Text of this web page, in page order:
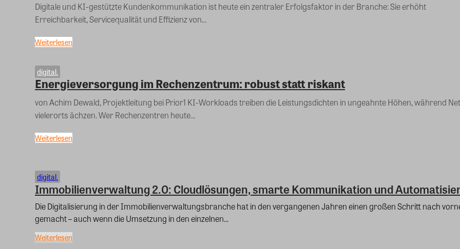
Digitale und KI-gestützte Kundenkommunikation ist heute ein zentraler Erfolgsfaktor in der Branche: Sie erhöht
Erreichbarkeit, Servicequalität und Effizienz von...
Weiterlesen
digital.
Energieversorgung im Rechenzentrum: robust statt riskant
von Achim Dewald, Projektleitung bei Prior1 KI-Workloads treiben die Leistungsdichten in ungeahnte Höhen, während Netze
vielerorts ächzen. Wer Rechenzentren heute...
Weiterlesen
digital.
Immobilienverwaltung 2.0: Cloudlösungen, smarte Kommunikation und
Die Digitalisierung in der Immobilienverwaltungsbranche hat in den vergangenen Jahren einen großen Schritt nach
gemacht – auch wenn die Umsetzung in den einzelnen...
Weiterlesen